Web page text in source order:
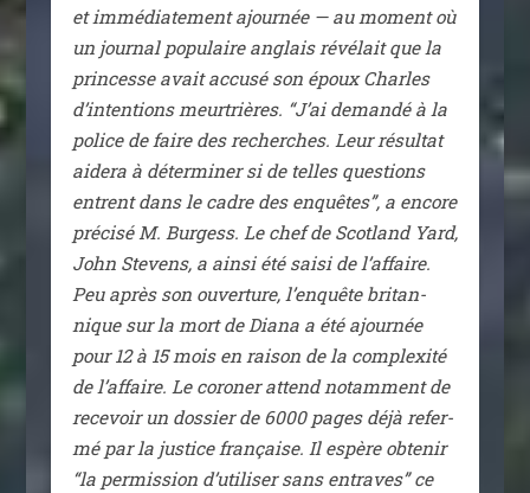
et immé­dia­te­ment ajour­née — au moment où
un jour­nal popu­laire anglais révé­lait que la
prin­cesse avait accu­sé son époux Charles
d’in­ten­tions meur­trières. “J’ai deman­dé à la
police de faire des recherches. Leur résul­tat
aide­ra à déter­mi­ner si de telles ques­tions
entrent dans le cadre des enquêtes”, a encore
pré­ci­sé M. Burgess. Le chef de Scotland Yard,
John Stevens, a ain­si été sai­si de l’af­faire.
Peu après son ouver­ture, l’en­quête bri­tan­
nique sur la mort de Diana a été ajour­née
pour 12 à 15 mois en rai­son de la com­plexi­té
de l’af­faire. Le coro­ner attend notam­ment de
rece­voir un dos­sier de 6000 pages déjà refer­
mé par la jus­tice fran­çaise. Il espère obte­nir
“la per­mis­sion d’u­ti­li­ser sans entraves” ce